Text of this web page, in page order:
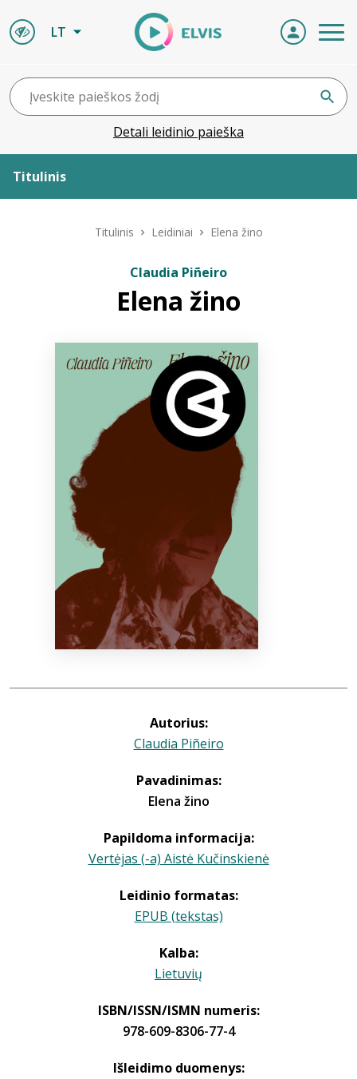
LT
Detali leidinio paieška
Titulinis
Naujienos
Titulinis Leidiniai Elena žino
Claudia Piñeiro
Elena žino
Autorius:
Claudia Piñeiro
Pavadinimas:
Elena žino
Papildoma informacija:
Vertėjas (-a) Aistė Kučinskienė
Leidinio formatas:
EPUB (tekstas)
Kalba:
Lietuvių
ISBN/ISSN/ISMN numeris:
978-609-8306-77-4
Išleidimo duomenys: